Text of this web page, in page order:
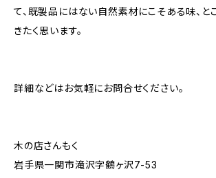
て、既製品にはない自然素材にこそある味、と
きたく思います。
詳細などはお気軽にお問合せください。
木の店さんもく
岩手県一関市滝沢字鶴ヶ沢7-53